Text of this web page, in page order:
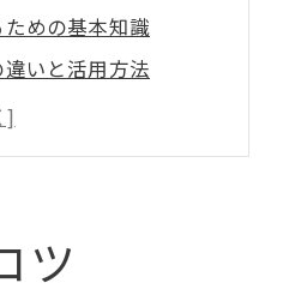
めの基本知識
いと活用方法
賢い業者探し術
用削減のポイント
の賢い処分方法
践的工夫
ツ